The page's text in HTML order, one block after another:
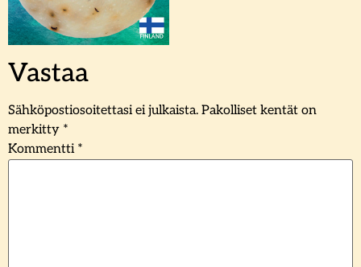
Vastaa
Sähköpostiosoitettasi ei julkaista. Pakolliset kentät on
merkitty *
Kommentti *